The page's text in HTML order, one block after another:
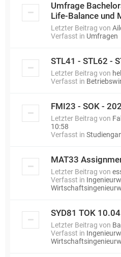
Umfrage
Life-Balance und
Letzter Beitrag von
Verfasst in Umfragen
STL41 - STL62 -
Letzter Beitrag von
Verfasst in
FMI23 - SOK -
Letzter Beitrag von
10:58
Verfasst in
MAT33
Letzter Beitrag von
Verfasst in
SYD81 TOK
Letzter Beitrag von
Verfasst in